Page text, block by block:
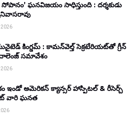
ఘనవిజయం సాధిస్తుంది : దర్శకుడు
2026
కింగ్డమ్ : కామన్‌వెల్త్ సెక్రటేరియట్‌తో గ్రీన్
సమావేశం
2026
ఇండో అమెరికన్ క్యాన్సర్ హాస్పిటల్ & రీసెర్చ్
వారి ఘనత